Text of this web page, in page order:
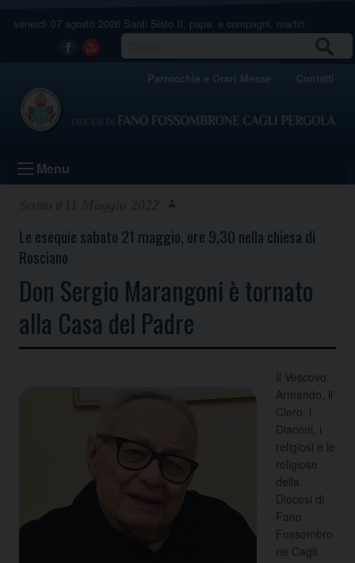
venerdì 07 agosto 2026 Santi Sisto II, papa, e compagni, martiri
Facebook
Youtube
Parrocchie e Orari Messe Contatti
Menu
Le esequie sabato 21 maggio, ore 9,30 nella chiesa di
Rosciano
Don Sergio Marangoni è tornato
alla Casa del Padre
Il Vescovo
Armando, il
Clero, i
Diaconi, i
religiosi e le
religiose
della
Diocesi di
Fano
Fossombro
ne Cagli